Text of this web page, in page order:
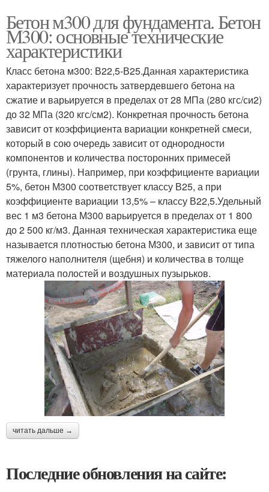
Бетон м300 для фундамента. Бетон
М300: основные технические
характеристики
Класс бетона м300: В22,5-В25.Данная характеристика
характеризует прочность затвердевшего бетона на
сжатие и варьируется в пределах от 28 МПа (280 кгс/си2)
до 32 МПа (320 кгс/см2). Конкретная прочность бетона
зависит от коэффициента вариации конкретней смеси,
который в сою очередь зависит от однородности
компонентов и количества посторонних примесей
(грунта, глины). Например, при коэффициенте вариации
5%, бетон М300 соответствует классу В25, а при
коэффициенте вариации 13,5% – классу В22,5.Удельный
вес 1 м3 бетона М300 варьируется в пределах от 1 800
до 2 500 кг/м3. Данная техническая характеристика еще
называется плотностью бетона М300, и зависит от типа
тяжелого наполнителя (щебня) и количества в толще
материала полостей и воздушных пузырьков.
читать дальше →
Последние обновления на сайте: